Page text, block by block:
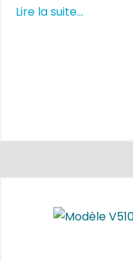
Lire la suite...